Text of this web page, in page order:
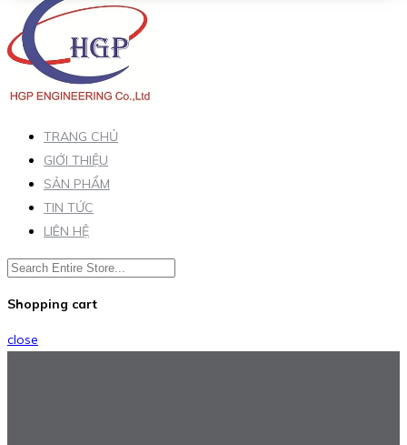
TRANG CHỦ
GIỚI THIỆU
SẢN PHẨM
TIN TỨC
LIÊN HỆ
Shopping cart
close